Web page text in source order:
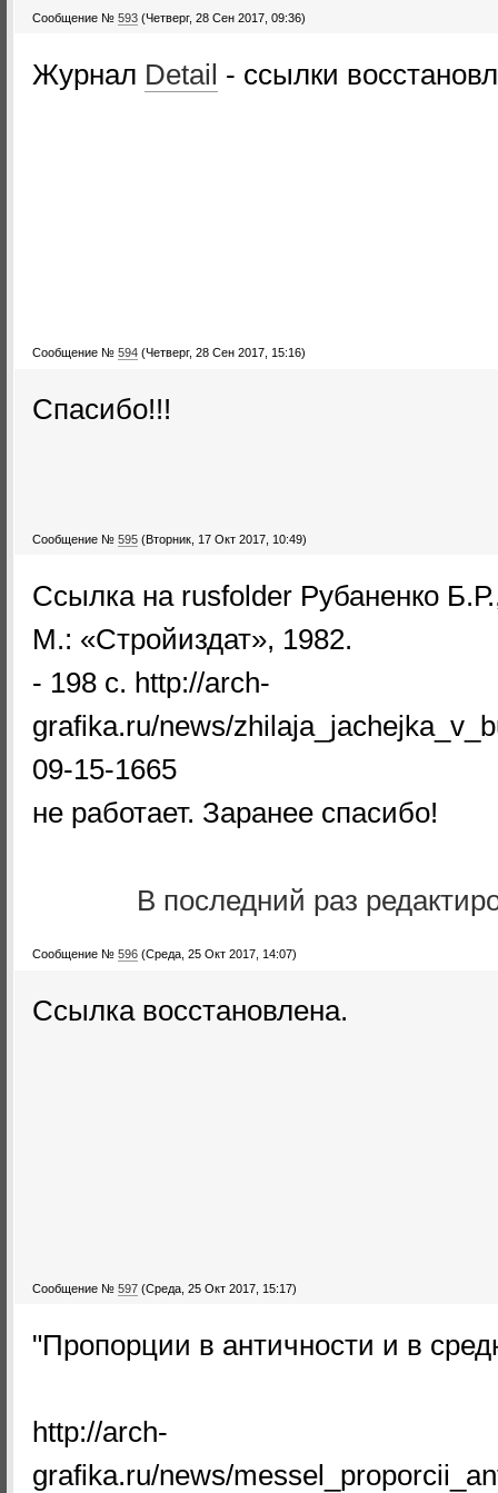
Сообщение № 593 (Четверг, 28 Сен 2017, 09:36)
Журнал Detail - ссылки
Сообщение № 594 (Четверг, 28 Сен 2017, 15:16)
Спасибо!!!
Сообщение № 595 (Вторник, 17 Окт 2017, 10:49)
Ссылка на rusfolder Рубаненко
М.: «Стройиздат», 1982.
- 198 с. http://arch-
grafika.ru/news/
09-15-1665
не работает. Заранее спасибо!
В последний раз
Сообщение № 596 (Среда, 25 Окт 2017, 14:07)
Ссылка восстановлена.
Сообщение № 597 (Среда, 25 Окт 2017, 15:17)
"Пропорции в античности и в
http://arch-
grafika.ru/news/